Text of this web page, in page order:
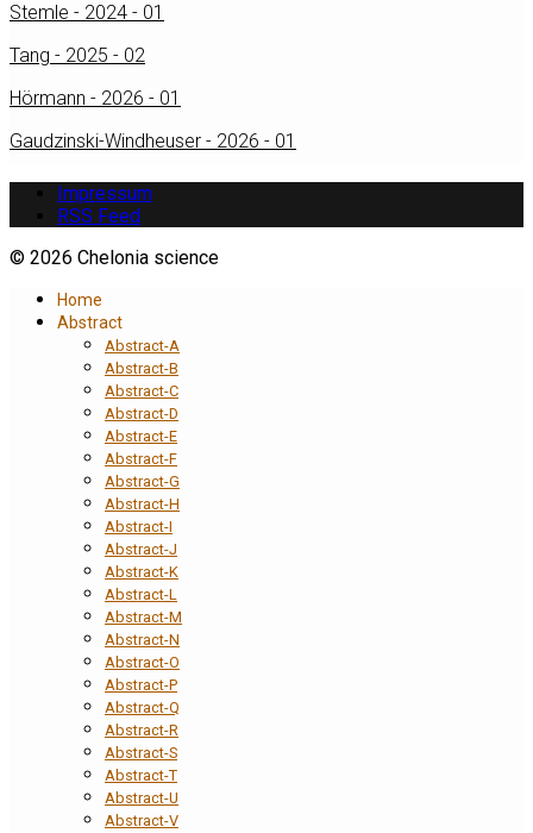
Stemle - 2024 - 01
Tang - 2025 - 02
Hörmann - 2026 - 01
Gaudzinski-Windheuser - 2026 - 01
Impressum
RSS Feed
© 2026 Chelonia science
Home
Abstract
Abstract-A
Abstract-B
Abstract-C
Abstract-D
Abstract-E
Abstract-F
Abstract-G
Abstract-H
Abstract-I
Abstract-J
Abstract-K
Abstract-L
Abstract-M
Abstract-N
Abstract-O
Abstract-P
Abstract-Q
Abstract-R
Abstract-S
Abstract-T
Abstract-U
Abstract-V